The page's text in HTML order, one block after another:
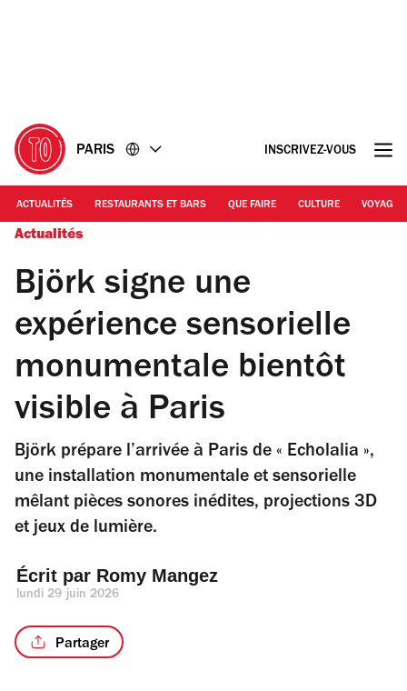
PARIS INSCRIVEZ-VOUS
ACTUALITÉS RESTAURANTS ET BARS QUE FAIRE CULTURE VOYAGE
Actualités
Björk signe une
expérience sensorielle
monumentale bientôt
visible à Paris
Björk prépare l’arrivée à Paris de « Echolalia »,
une installation monumentale et sensorielle
mêlant pièces sonores inédites, projections 3D
et jeux de lumière.
Écrit par Romy Mangez
lundi 29 juin 2026
Partager